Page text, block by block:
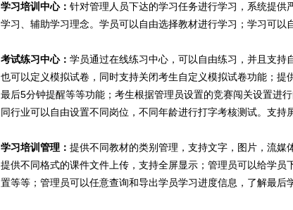
学习培训中心： 针对管理人员下达的学习任务进行学习，系统提
学习、辅助学习理念。学员可以自由选择教材进行学习；学习可以
考试练习中心： 学员通过在线练习中心，可以自由练习，并且支
也可以定义模拟试卷，同时支持关闭考生自定义模拟试卷功能；
最后5分钟提醒等等功能；考生根据管理员设置的竞赛闯关设置进
同行业可以自由设置不同岗位，不同年龄进行打字考核测试。支持
学习培训管理： 提供不同教材的类别管理，支持文字，图片，流
提供不同格式的课件文件上传，支持全屏显示；管理员可以给学
置等等；管理员可以任意查询和导出学员学习进度信息，了解最后